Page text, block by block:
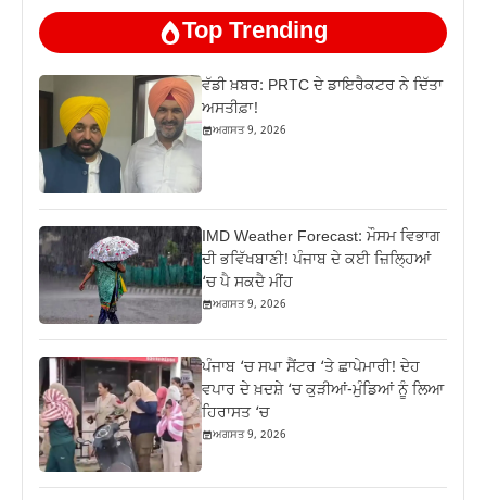
Top Trending
ਵੱਡੀ ਖ਼ਬਰ: PRTC ਦੇ ਡਾਇਰੈਕਟਰ ਨੇ ਦਿੱਤਾ
ਅਸਤੀਫ਼ਾ!
ਅਗਸਤ 9, 2026
IMD Weather Forecast: ਮੌਸਮ ਵਿਭਾਗ
ਦੀ ਭਵਿੱਖਬਾਣੀ! ਪੰਜਾਬ ਦੇ ਕਈ ਜ਼ਿਲ੍ਹਿਆਂ
‘ਚ ਪੈ ਸਕਦੈ ਮੀਂਹ
ਅਗਸਤ 9, 2026
ਪੰਜਾਬ ‘ਚ ਸਪਾ ਸੈਂਟਰ ‘ਤੇ ਛਾਪੇਮਾਰੀ! ਦੇਹ
ਵਪਾਰ ਦੇ ਖ਼ਦਸ਼ੇ ‘ਚ ਕੁੜੀਆਂ-ਮੁੰਡਿਆਂ ਨੂੰ ਲਿਆ
ਹਿਰਾਸਤ ‘ਚ
ਅਗਸਤ 9, 2026